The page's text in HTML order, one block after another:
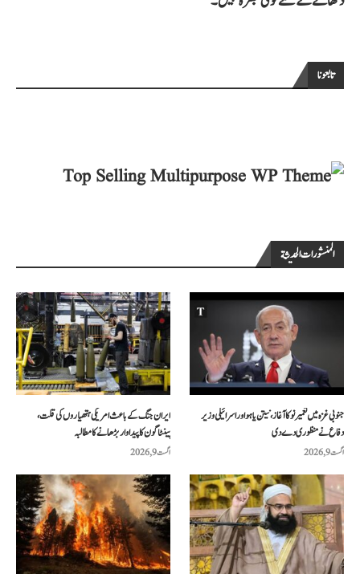
تابعونا
المنشورات الحديثة
ایران جنگ کے باعث امریکی ہتھیاروں کی قلت،
پینٹاگون کا پیداوار بڑھانے کا مطالبہ
اگست 9, 2026
جنوبی غزہ میں تعمیر نو کا آغاز، نیتن یاہو اور اسرائیلی وزیر
دفاع نے منظوری دے دی
اگست 9, 2026